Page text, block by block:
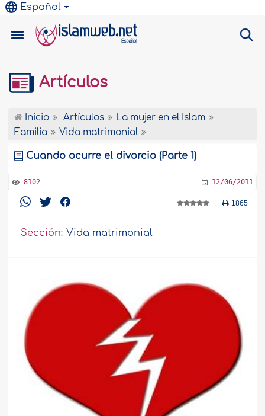
Español
Artículos
Inicio Artículos
La mujer en el Islam
Familia
Vida matrimonial
Cuando ocurre el divorcio (Parte 1)
8102 12/06/2011
1865
Sección: Vida matrimonial